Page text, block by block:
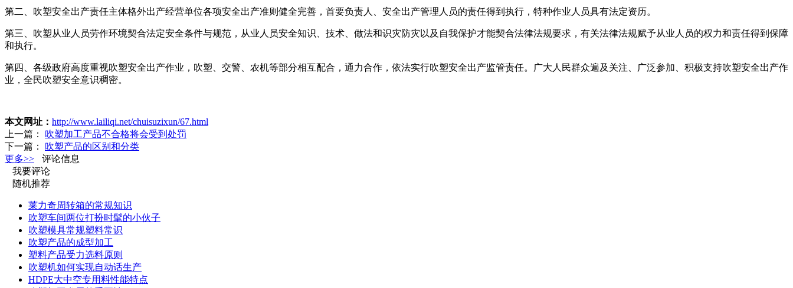
第二、吹塑安全出产责任主体格外出产经营单位各项安全出产准则健全完善，首要负责人、安全出产管理人员的责任得到执行，特种作业人员具有法定资历。
第三、吹塑从业人员劳作环境契合法定安全条件与规范，从业人员安全知识、技术、做法和识灾防灾以及自我保护才能契合法律法规要求，有关法律法规赋予从业人员的权力和责任得到保障
和执行。
第四、各级政府高度重视吹塑安全出产作业，吹塑、交警、农机等部分相互配合，通力合作，依法实行吹塑安全出产监管责任。广大人民群众遍及关注、广泛参加、积极支持吹塑安全出产作
业，全民吹塑安全意识稠密。
本文网址： http://www.lailiqi.net/chuisuzixun/67.html
上一篇： 吹塑加工产品不合格将会受到处罚
下一篇： 吹塑产品的区别和分类
更多>>
评论信息
我要评论
随机推荐
莱力奇周转箱的常规知识
吹塑车间两位打扮时髦的小伙子
吹塑模具常规塑料常识
吹塑产品的成型加工
塑料产品受力选料原则
吹塑机如何实现自动话生产
​HDPE大中空专用料性能特点